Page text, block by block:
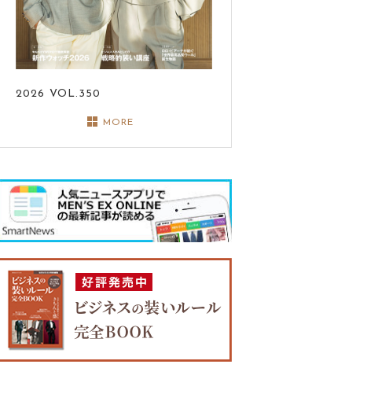
2026 VOL.350
MORE